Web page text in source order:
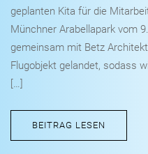
geplanten Kita für die
Münchner Arabellapark vom
gemeinsam mit Betz
Flugobjekt gelandet, sodass
[…]
BEITRAG LESEN